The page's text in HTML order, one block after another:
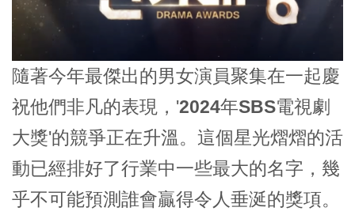
隨著今年最傑出的男女演員聚集在一起慶
祝他們非凡的表現，'2024年SBS電視劇
大獎'的競爭正在升溫。這個星光熠熠的活
動已經排好了行業中一些最大的名字，幾
乎不可能預測誰會贏得令人垂涎的獎項。